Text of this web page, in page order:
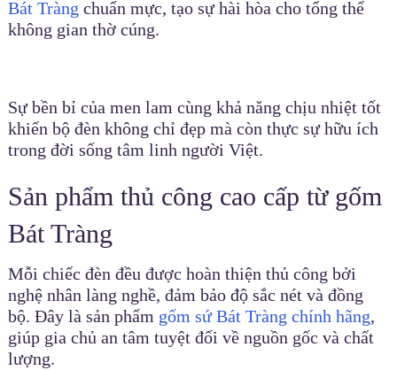
Bát Tràng chuẩn mực, tạo sự hài hòa cho tổng thể
không gian thờ cúng.
Sự bền bỉ của men lam cùng khả năng chịu nhiệt tốt
khiến bộ đèn không chỉ đẹp mà còn thực sự hữu ích
trong đời sống tâm linh người Việt.
Sản phẩm thủ công cao cấp từ gốm
Bát Tràng
Mỗi chiếc đèn đều được hoàn thiện thủ công bởi
nghệ nhân làng nghề, đảm bảo độ sắc nét và đồng
bộ. Đây là sản phẩm gốm sứ Bát Tràng chính hãng,
giúp gia chủ an tâm tuyệt đối về nguồn gốc và chất
lượng.